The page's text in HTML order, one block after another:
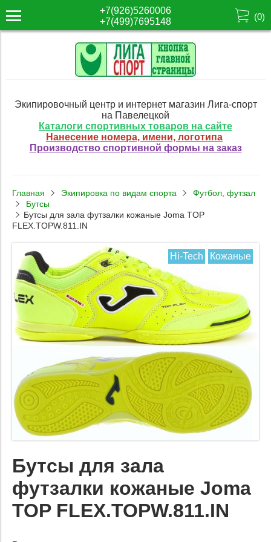
+7(926)5260006
+7(499)7695148
(0)
Экипировочный центр и интернет магазин Лига-спорт
на Павелецкой
Каталоги спортивных товаров на сайте
Нанесение номера, имени, логотипа
Производство спортивной формы на заказ
Главная Экипировка по видам спорта
Футбол, футзал
Бутсы
Бутсы для зала футзалки кожаные Joma TOP
FLEX.TOPW.811.IN
Hi-Tech Кожаные
Бутсы для зала
футзалки кожаные Joma
TOP FLEX.TOPW.811.IN